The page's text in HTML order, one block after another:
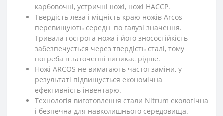
карбовочні, устричні ножі, ножі HACCP.
Твердість леза і міцність краю ножів Arcos
перевищують середні по галузі значення.
Тривала гострота ножа і його зносостійкість
забезпечується через твердість сталі, тому
потреба в заточенні виникає рідше.
Ножі ARCOS не вимагають частої заміни, у
результаті підвищується економічна
ефективність інвентарю.
Технологія виготовлення стали Nitrum екологічна
і безпечна для навколишнього середовища.